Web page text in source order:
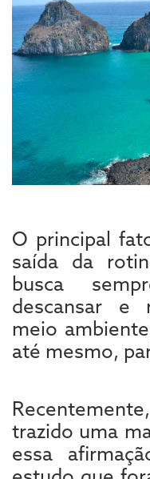
O principal
saída da
busca
descansar e
meio
até mesmo,
trazido uma
essa